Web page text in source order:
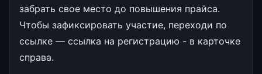
забрать свое место до повышения прайса.
Чтобы зафиксировать участие, переходи по
ссылке — ссылка на регистрацию - в карточке
справа.